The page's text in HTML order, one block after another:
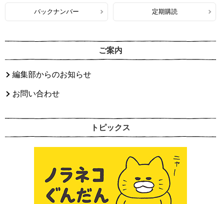
バックナンバー 定期購読
ご案内
編集部からのお知らせ
お問い合わせ
トピックス